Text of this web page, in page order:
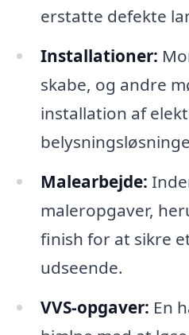
erstatte defekte
Installationer:
skabe, og andre
installation af
Malearbejde:
maleropgaver,
finish for at sikre
udseende.
VVS-opgaver: En